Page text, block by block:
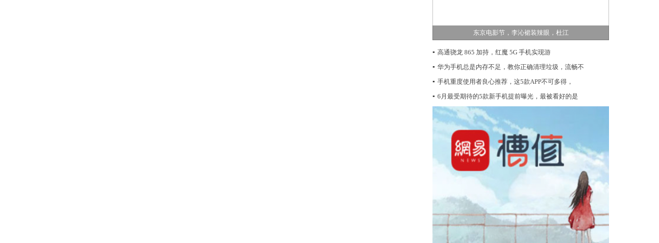
东京电影节，李沁裙装辣眼，杜江
▪ 高通骁龙 865 加持，红魔 5G 手机实现游
▪ 华为手机总是内存不足，教你正确清理垃圾，流畅不
▪ 手机重度使用者良心推荐，这5款APP不可多得，
▪ 6月最受期待的5款新手机提前曝光，最被看好的是